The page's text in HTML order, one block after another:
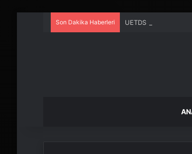
Son Dakika Haberleri UETDS Nedir ?